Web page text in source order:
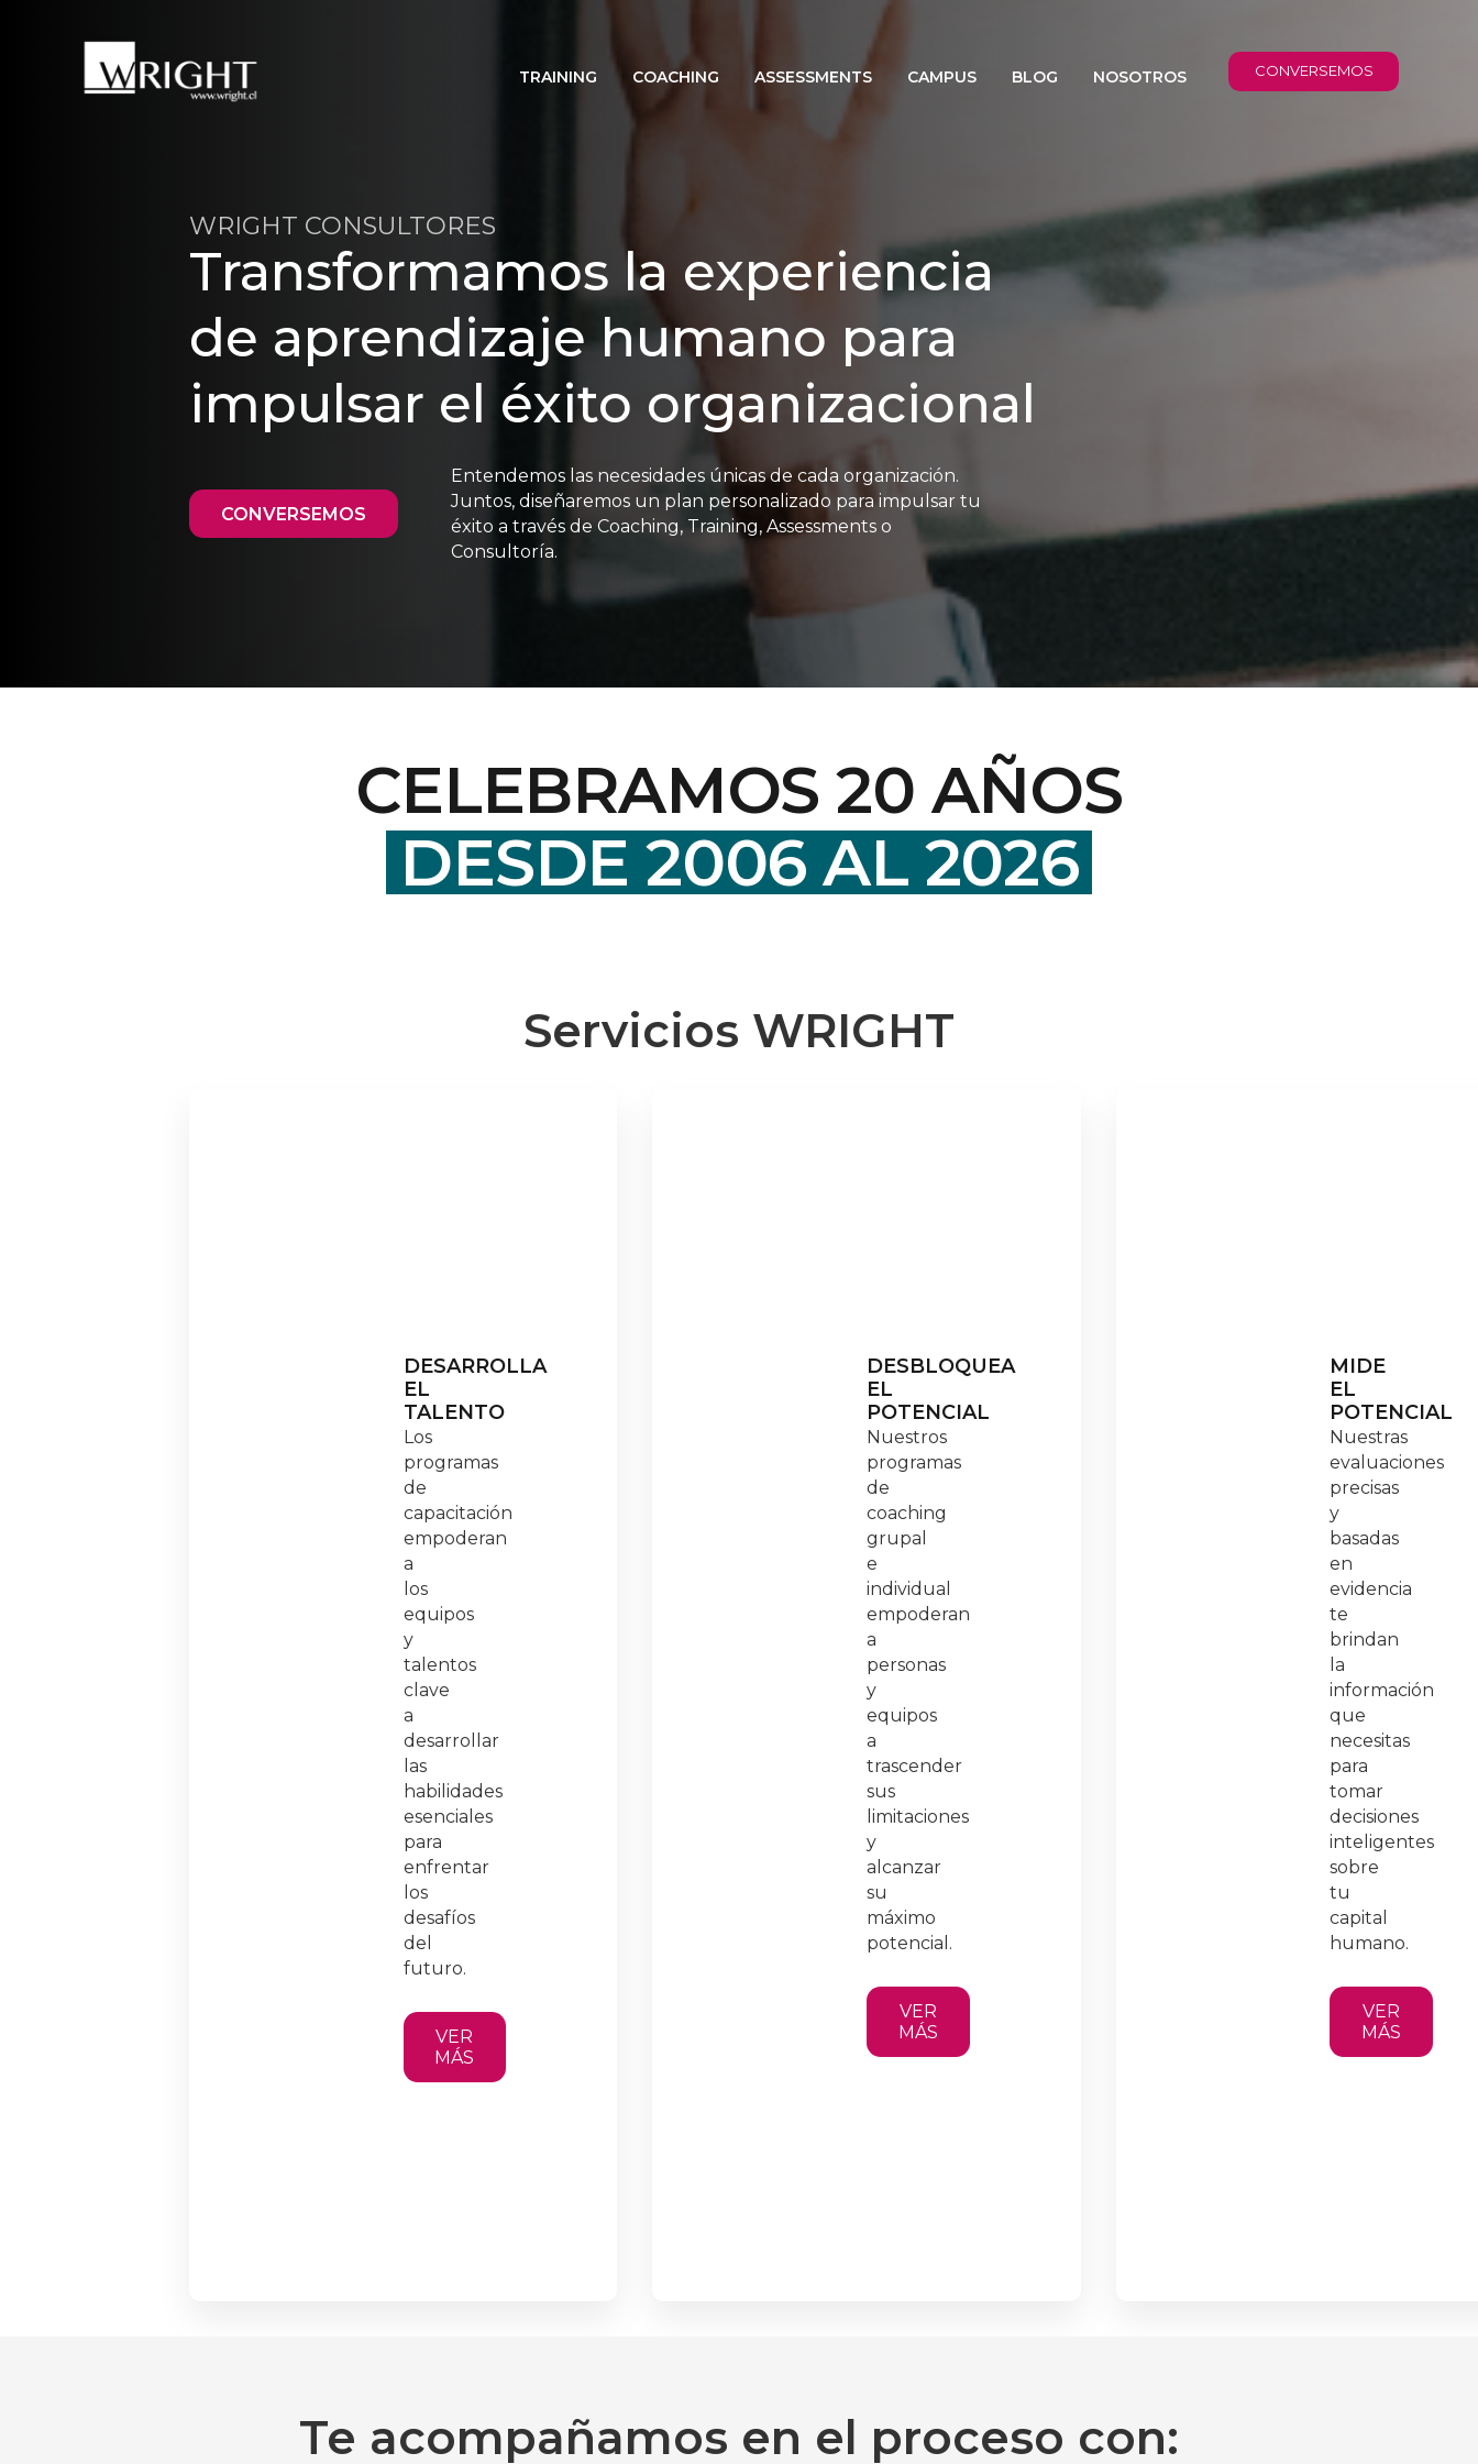
TRAINING COACHING ASSESSMENTS CAMPUS BLOG NOSOTROS CONVERSEMOS
WRIGHT CONSULTORES
Transformamos la experiencia
de aprendizaje humano para
impulsar el éxito organizacional
CONVERSEMOS
Entendemos las necesidades únicas de cada organización.
Juntos, diseñaremos un plan personalizado para impulsar tu
éxito a través de Coaching, Training, Assessments o
Consultoría.
CELEBRAMOS 20 AÑOS
DESDE 2006 AL 2026
Servicios WRIGHT
DESARROLLA
EL
TALENTO
Los
programas
de
capacitación
empoderan
a
los
equipos
y
talentos
clave
a
desarrollar
las
habilidades
esenciales
para
enfrentar
los
desafíos
del
futuro.
VER
MÁS
DESBLOQUEA
EL
POTENCIAL
Nuestros
programas
de
coaching
grupal
e
individual
empoderan
a
personas
y
equipos
a
trascender
sus
limitaciones
y
alcanzar
su
máximo
potencial.
VER
MÁS
MIDE
EL
POTENCIAL
Nuestras
evaluaciones
precisas
y
basadas
en
evidencia
te
brindan
la
información
que
necesitas
para
tomar
decisiones
inteligentes
sobre
tu
capital
humano.
VER
MÁS
Te acompañamos en el proceso con: